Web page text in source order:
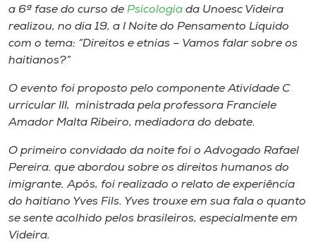
Unoesc
Store
Selecione
o idioma
A+
A-
a 6ª​ fase do ​c​urso de Psicologia da Unoesc Videira
realizou​,​ no dia 19, a I Noite do Pensamento L​í​quido
com o tema: “Direitos e etnias – Vamos falar sobre os
haitianos?”
O evento foi proposto ​pelo componente Atividade ​C​
urricular III, ministrada pela professora Franciele
Amador Malta Ribeiro​,​ mediadora do debate.
O primeiro convidado da noite foi o Advogado Rafael
Pereira​.​ que abordou sobre os direitos humanos do
imigrante. Após​,​ foi realizado o relato de experiência
do ​h​aitiano Yves Fils. Yves trouxe em sua fala o quanto
se sente acolhido pelos ​brasileiros, especialmente em
Videira.